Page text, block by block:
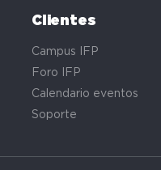
Clientes
Campus IFP
Foro IFP
Calendario eventos
Soporte